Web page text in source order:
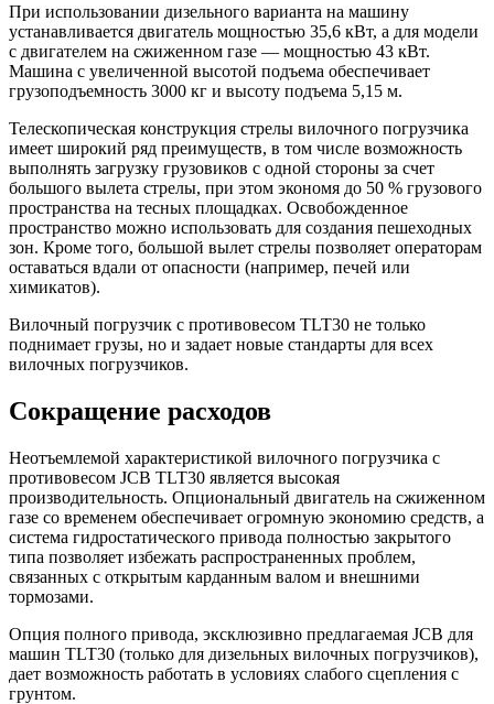
При использовании дизельного варианта на машину
устанавливается двигатель мощностью 35,6 кВт, а для модели
с двигателем на сжиженном газе — мощностью 43 кВт.
Машина с увеличенной высотой подъема обеспечивает
грузоподъемность 3000 кг и высоту подъема 5,15 м.
Телескопическая конструкция стрелы вилочного погрузчика
имеет широкий ряд преимуществ, в том числе возможность
выполнять загрузку грузовиков с одной стороны за счет
большого вылета стрелы, при этом экономя до 50 % грузового
пространства на тесных площадках. Освобожденное
пространство можно использовать для создания пешеходных
зон. Кроме того, большой вылет стрелы позволяет операторам
оставаться вдали от опасности (например, печей или
химикатов).
Вилочный погрузчик с противовесом TLT30 не только
поднимает грузы, но и задает новые стандарты для всех
вилочных погрузчиков.
Сокращение расходов
Неотъемлемой характеристикой вилочного погрузчика с
противовесом JCB TLT30 является высокая
производительность. Опциональный двигатель на сжиженном
газе со временем обеспечивает огромную экономию средств, а
система гидростатического привода полностью закрытого
типа позволяет избежать распространенных проблем,
связанных с открытым карданным валом и внешними
тормозами.
Опция полного привода, эксклюзивно предлагаемая JCB для
машин TLT30 (только для дизельных вилочных погрузчиков),
дает возможность работать в условиях слабого сцепления с
грунтом.